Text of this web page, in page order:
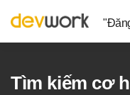
Tìm kiếm cơ